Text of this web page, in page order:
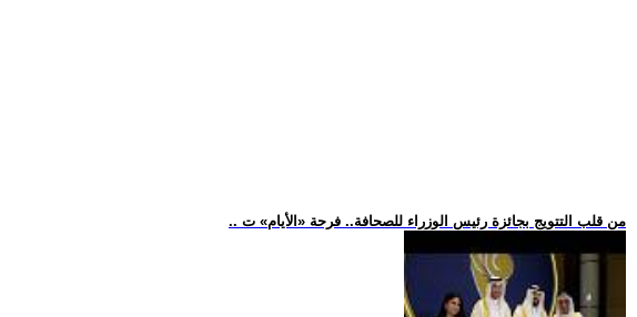
.. من قلب التتويج بجائزة رئيس الوزراء للصحافة.. فرحة «الأيام» ت